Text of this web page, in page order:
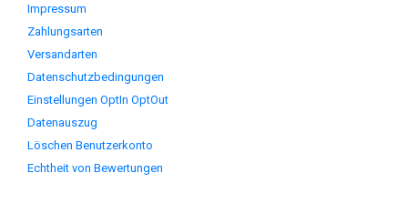
Impressum
Zahlungsarten
Versandarten
Datenschutzbedingungen
Einstellungen OptIn OptOut
Datenauszug
Löschen Benutzerkonto
Echtheit von Bewertungen